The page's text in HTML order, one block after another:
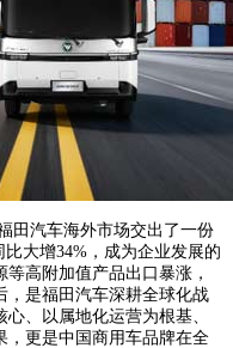
汽车海外市场交出了一份
大增34%，成为企业发展的
高附加值产品出口暴涨，
，是福田汽车深耕全球化战
、以属地化运营为根基、
，更是中国商用车品牌在全